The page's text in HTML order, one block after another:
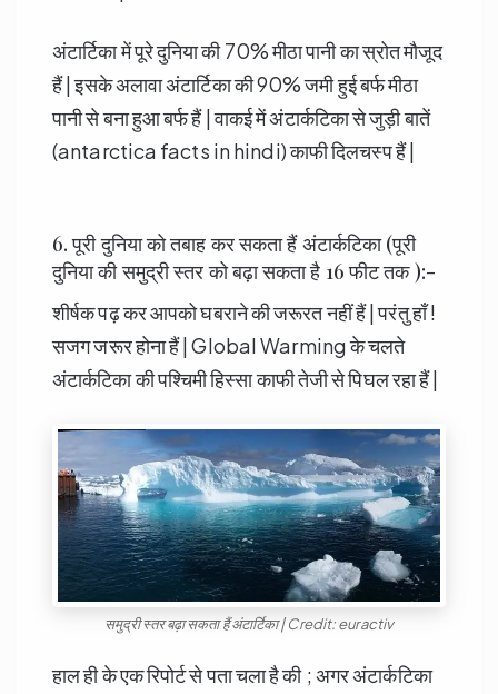
अंटार्टिका में पूरे दुनिया की 70% मीठा पानी का स्रोत मौजूद
हैं | इसके अलावा अंटार्टिका की 90% जमी हुई बर्फ मीठा
पानी से बना हुआ बर्फ हैं | वाकई में अंटार्कटिका से जुड़ी बातें
(antarctica facts in hindi) काफी दिलचस्प हैं |
6. पूरी दुनिया को तबाह कर सकता हैं अंटार्कटिका (पूरी
दुनिया की समुद्री स्तर को बढ़ा सकता है 16 फीट तक ):-
शीर्षक पढ़ कर आपको घबराने की जरूरत नहीं हैं | परंतु हाँ !
सजग जरूर होना हैं | Global Warming के चलते
अंटार्कटिका की पश्चिमी हिस्सा काफी तेजी से पिघल रहा हैं |
समुद्री स्तर बढ़ा सकता हैं अंटार्टिका | Credit: euractiv
हाल ही के एक रिपोर्ट से पता चला है की ; अगर अंटार्कटिका